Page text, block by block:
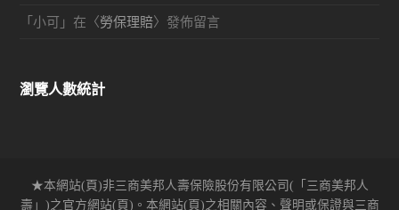
「 小可 」在〈勞保理賠〉發佈留言
瀏覽人數統計
★本網站(頁)非三商美邦人壽保險股份有限公司(「三商美邦人
壽」)之官方網站(頁)。本網站(頁)之相關內容、聲明或保證與三商